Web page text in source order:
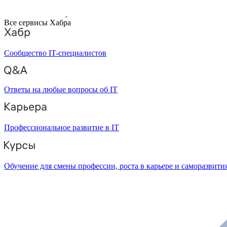
Все сервисы Хабра
Сообщество IT-специалистов
Ответы на любые вопросы об IT
Профессиональное развитие в IT
Обучение для смены профессии, роста в карьере и